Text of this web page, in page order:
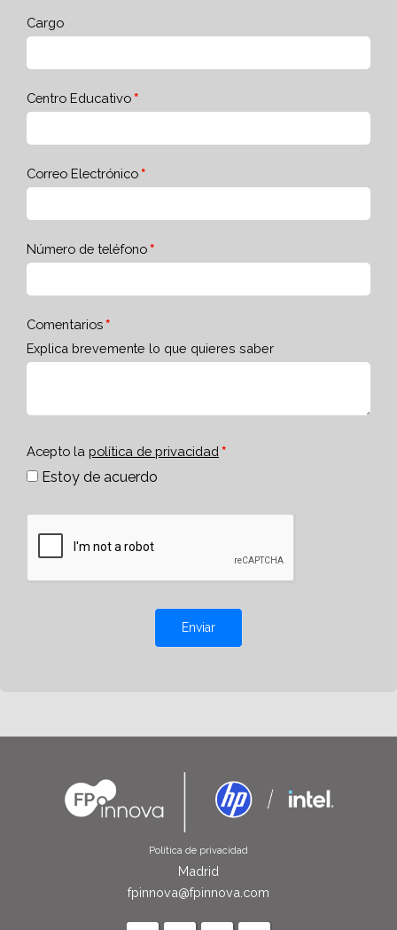
Cargo
Centro Educativo
Correo Electrónico
Número de teléfono
Comentarios
Explica brevemente lo que quieres saber
Acepto la política de privacidad
Estoy de acuerdo
Enviar
Política de privacidad
Madrid
fpinnova@fpinnova.com